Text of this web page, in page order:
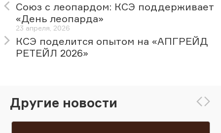
Союз с леопардом: КСЭ поддерживает
«День леопарда»
23 апреля, 2026
КСЭ поделится опытом на «АПГРЕЙД
РЕТЕЙЛ 2026»
Другие новости